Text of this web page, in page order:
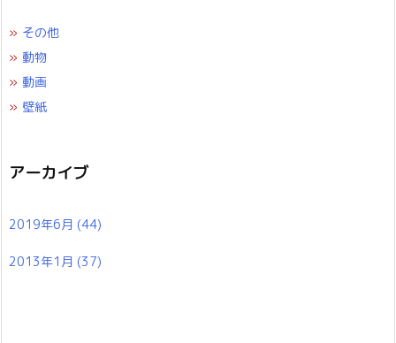
» その他
» 動物
» 動画
» 壁紙
アーカイブ
2019年6月 (44)
2013年1月 (37)